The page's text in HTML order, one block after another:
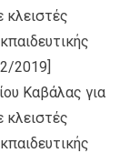
κλειστές
2019]
Καβάλας για
κλειστές